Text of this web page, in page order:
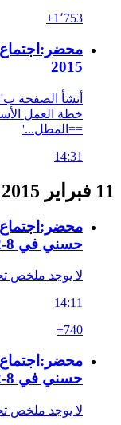
+1٬753
2015
أنشأ الصفحة
خطة العمل
==المطل...'
14:31
11 فبراير 2015
حسني في 8-02-2015
لا يوجد ملخص
14:11
+740
حسني في 8-02-2015
لا يوجد ملخص